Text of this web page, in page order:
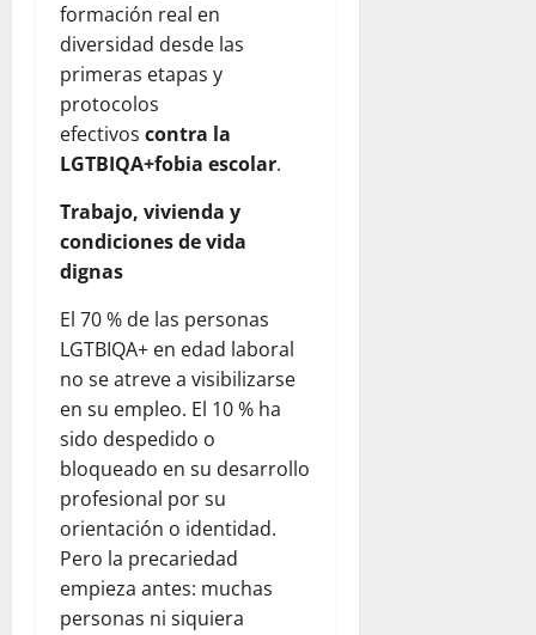
formación real en
diversidad desde las
primeras etapas y
protocolos
efectivos contra la
LGTBIQA+fobia escolar.
Trabajo, vivienda y
condiciones de vida
dignas
El 70 % de las personas
LGTBIQA+ en edad laboral
no se atreve a visibilizarse
en su empleo. El 10 % ha
sido despedido o
bloqueado en su desarrollo
profesional por su
orientación o identidad.
Pero la precariedad
empieza antes: muchas
personas ni siquiera